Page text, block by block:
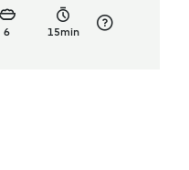
6 15min